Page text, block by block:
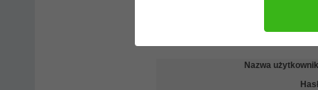
Nazwa